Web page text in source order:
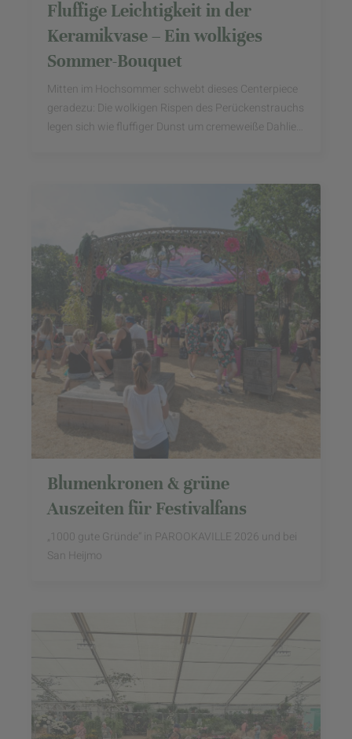
Fluffige Leichtigkeit in der
Keramikvase – Ein wolkiges
Sommer-Bouquet
Mitten im Hochsommer schwebt dieses Centerpiece
geradezu: Die wolkigen Rispen des Perückenstrauchs
legen sich wie fluffiger Dunst um cremeweiße Dahlien,
Blumenkronen & grüne
Auszeiten für Festivalfans
„1000 gute Gründe“ in PAROOKAVILLE 2026 und bei
San Heijmo